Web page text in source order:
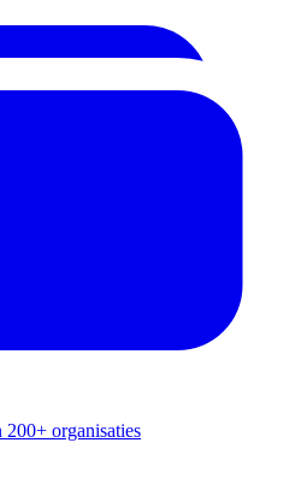
organisaties